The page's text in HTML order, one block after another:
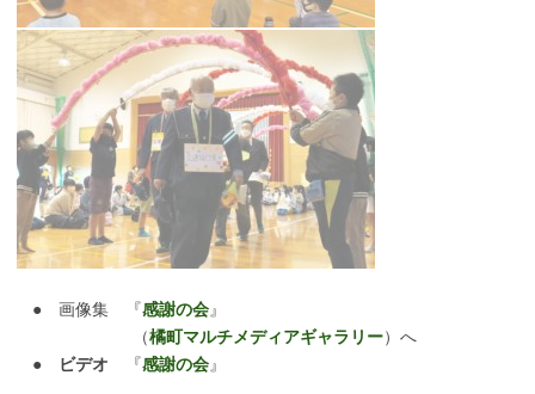
● 画像集 『感謝の会』
（橘町マルチメディアギャラリー）へ
●
ビデオ 『感謝の会』